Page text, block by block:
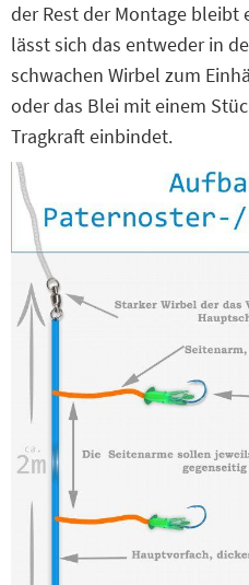
der Rest der Montage
lässt sich das entweder in
schwachen Wirbel zum
oder das Blei mit einem
Tragkraft einbindet.